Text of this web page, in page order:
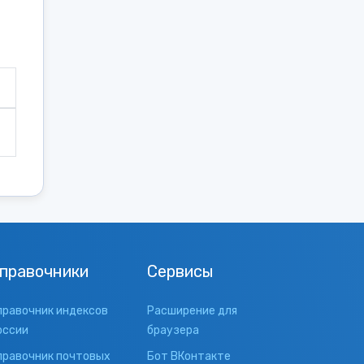
индексов
почтовых
Сервисы
Расширение для
браузера
Бот ВКонтакте